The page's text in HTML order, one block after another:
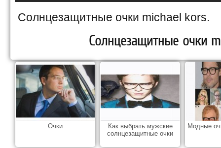
Солнцезащитные очки michael kors.
Солнцезащитные очки
Очки
Как выбрать мужские
солнцезащитные очки
Модные